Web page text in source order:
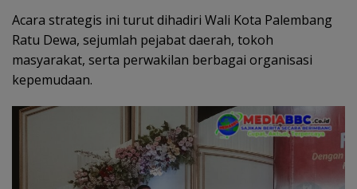
Acara strategis ini turut dihadiri Wali Kota Palembang
Ratu Dewa, sejumlah pejabat daerah, tokoh
masyarakat, serta perwakilan berbagai organisasi
kepemudaan.